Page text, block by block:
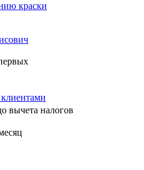
краски
вычета налогов